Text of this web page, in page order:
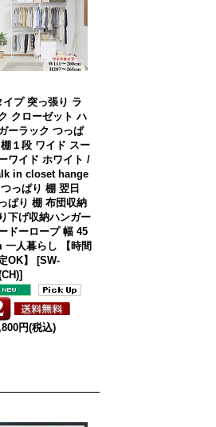
イプ 突っ張り ラ
クローゼット ハ
ーラック つっぱ
棚１段 ワイド スー
ワイド ホワイト /
in closet hange
っぱり 棚 翌日
ぱり 棚 布団収納
下げ収納ハンガー
ドーロープ 幅 45
一人暮らし 【時間
OK】
[SW-
]
円(税込)